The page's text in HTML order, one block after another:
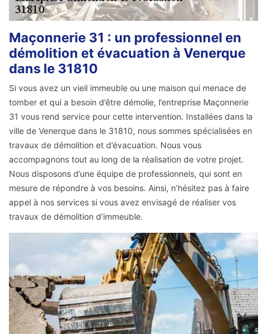
Maçonnerie 31 : un professionnel en
démolition et évacuation à Venerque
dans le 31810
Si vous avez un vieil immeuble ou une maison qui menace de
tomber et qui a besoin d’être démolie, l’entreprise Maçonnerie
31 vous rend service pour cette intervention. Installées dans la
ville de Venerque dans le 31810, nous sommes spécialisées en
travaux de démolition et d’évacuation. Nous vous
accompagnons tout au long de la réalisation de votre projet.
Nous disposons d’une équipe de professionnels, qui sont en
mesure de répondre à vos besoins. Ainsi, n’hésitez pas à faire
appel à nos services si vous avez envisagé de réaliser vos
travaux de démolition d’immeuble.